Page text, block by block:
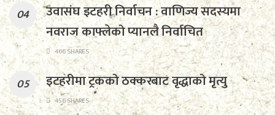
उवासंघ इटहरी निर्वाचन : वाणिज्य सदस्यमा
नवराज काफ्लेको प्यानलै निर्वाचित
466 SHARES
इटहरीमा ट्रकको ठक्करबाट वृद्धाको मृत्यु
456 SHARES